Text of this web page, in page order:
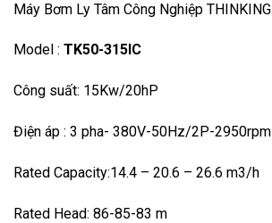
Máy Bơm Ly Tâm Công Nghiệp THINKING
Model : TK50-315IC
Công suất: 15Kw/20hP
Điện áp : 3 pha- 380V-50Hz/2P-2950rpm
Rated Capacity:14.4 – 20.6 – 26.6 m3/h
Rated Head: 86-85-83 m